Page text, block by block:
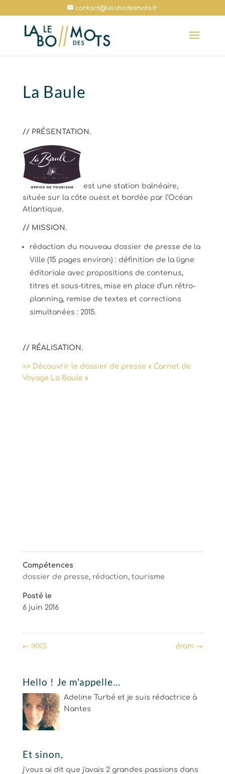
contact@lelabodesmots.fr
La Baule
// PRÉSENTATION.
est une station balnéaire,
située sur la côte ouest et bordée par l’Océan
Atlantique.
// MISSION.
rédaction du nouveau dossier de presse de la
Ville (15 pages environ) : définition de la ligne
éditoriale avec propositions de contenus,
titres et sous-titres, mise en place d’un rétro-
planning, remise de textes et corrections
simultanées : 2015.
// RÉALISATION.
>> Découvrir le dossier de presse « Carnet de
Voyage La Baule »
Compétences
dossier de presse, rédaction, tourisme
Posté le
6 juin 2016
←IKKS éram→
Hello ! Je m'appelle…
Adeline Turbé et je suis rédactrice à
Nantes
Et sinon,
j'vous ai dit que j'avais 2 grandes passions dans